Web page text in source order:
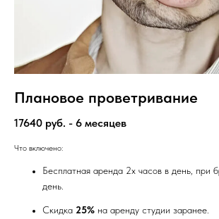
Плановое проветривание
17640 руб. - 6 месяцев
Что включено:
Бесплатная аренда 2х часов в день, при
день.
Скидка 25% на аренду студии заранее.